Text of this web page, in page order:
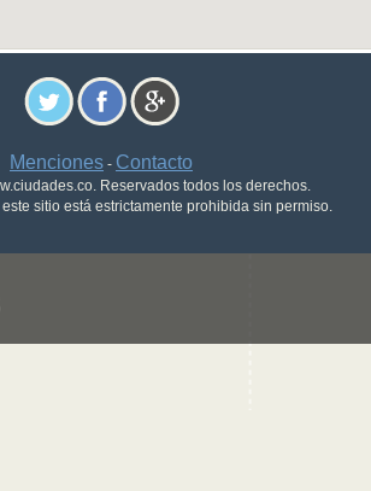
Menciones - Contacto
Reservados todos los derechos.
sitio está estrictamente prohibida sin permiso.